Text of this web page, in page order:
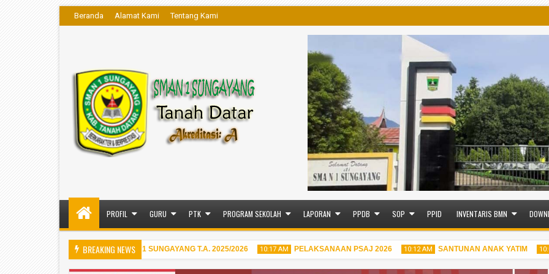
Beranda Alamat Kami Tentang Kami
PROFIL GURU PTK PROGRAM SEKOLAH LAPORAN PPDB SOP PPID INVENTARIS BMN
BREAKING NEWS
SISWA KELAS XII SMA 1 SUNGAYANG T.A. 2025/2026 10:17 AM PELAKSANAAN PSAJ 2026 10:12 AM SANTUNAN ANAK YATIM 10:09 AM